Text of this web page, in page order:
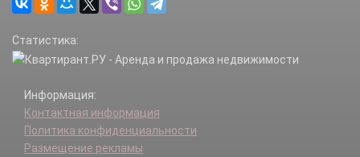
Петровский р-н.
Рассказово г.
Рассказовский р-н.
Сампурский р-н.
Сосновский р-н.
Староюрьевский р-н.
Тамбов г.
Статистика:
Информация:
Контактная информация
Политика конфиденциальности
Размещение рекламы